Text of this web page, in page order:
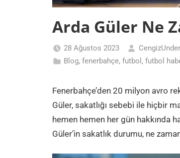
Arda Güler Ne
28 Ağustos 2023
Blog, fenerbahçe, futbol , futbol
Fenerbahçe’den 20 milyon avro
Güler, sakatlığı sebebi ile hiçbir
hemen hemen her gün hakkında
Güler’in sakatlık durumu, ne